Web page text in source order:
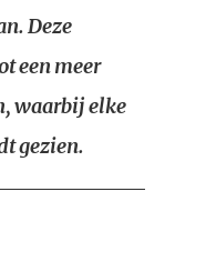
Deze
een meer
waarbij elke
gezien.